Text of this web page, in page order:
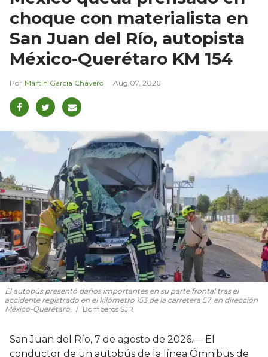
choque con materialista en
San Juan del Río, autopista
México-Querétaro KM 154
Martín García Chavero Aug 07, 2026
El autobús presentó daños importantes en su parte frontal tras el
accidente registrado en el kilómetro 153 de la carretera 57, en dirección
México-Querétaro.
Bomberos SJR
San Juan del Río, 7 de agosto de 2026.— El
conductor de un autobús de la línea Ómnibus de